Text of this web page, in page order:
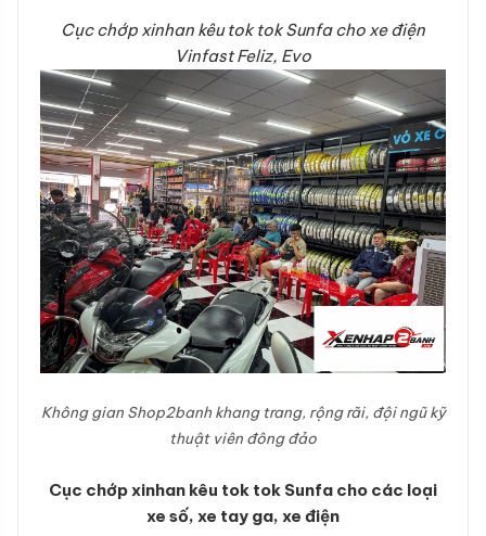
Cục chớp xinhan kêu tok tok Sunfa cho xe điện
Vinfast Feliz, Evo​
Không gian Shop2banh khang trang, rộng rãi, đội ngũ kỹ
thuật viên đông đảo
Cục chớp xinhan kêu tok tok Sunfa cho các loại
xe số, xe tay ga, xe điện